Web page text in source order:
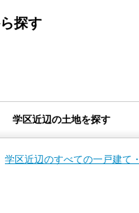
探す
学区近辺の土地を探す
学区近辺のすべての一戸建て